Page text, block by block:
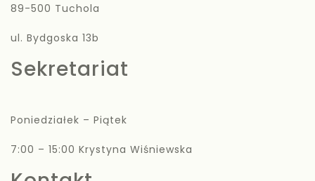
89-500 Tuchola
ul. Bydgoska 13b
Sekretariat
Poniedziałek – Piątek
7:00 – 15:00 Krystyna Wiśniewska